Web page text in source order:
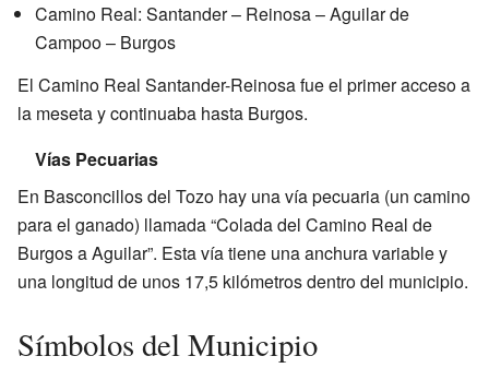
Camino Real: Santander – Reinosa – Aguilar de
Campoo – Burgos
El Camino Real Santander-Reinosa fue el primer acceso a
la meseta y continuaba hasta Burgos.
Vías Pecuarias
En Basconcillos del Tozo hay una vía pecuaria (un camino
para el ganado) llamada “Colada del Camino Real de
Burgos a Aguilar”. Esta vía tiene una anchura variable y
una longitud de unos 17,5 kilómetros dentro del municipio.
Símbolos del Municipio